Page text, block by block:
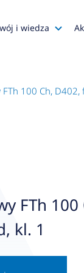
i wiedza
Konfiguratory
100 Ch, D402,
FTh 100
kl. 1